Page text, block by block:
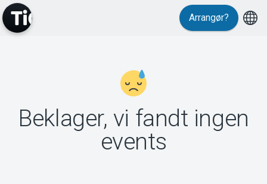
Support
Arrangør?
Beklager, vi fandt ingen
events